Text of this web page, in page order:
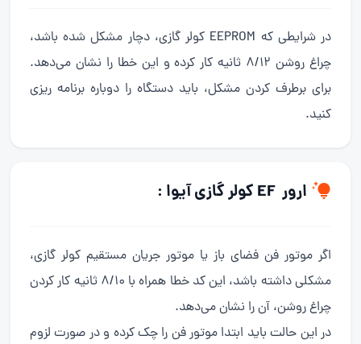
در شرایطی که EEPROM کولر گازی، دچار مشکل شده باشد،
چراغ روشن 8/12 ثانیه کار کرده و این خطا را نشان می‌دهد.
برای برطرف کردن مشکل، باید دستگاه را دوباره برنامه ریزی
کنید.
ارور EF کولر گازی آیوا :
اگر موتور فن فضای باز یا موتور جریان مستقیم کولر گازی،
مشکلی داشته باشد، این کد خطا همراه با 8/10 ثانیه کار کردن
چراغ روشن، آن را نشان می‌دهد.
در این حالت باید ابتدا موتور فن را چک کرده و در صورت لزوم